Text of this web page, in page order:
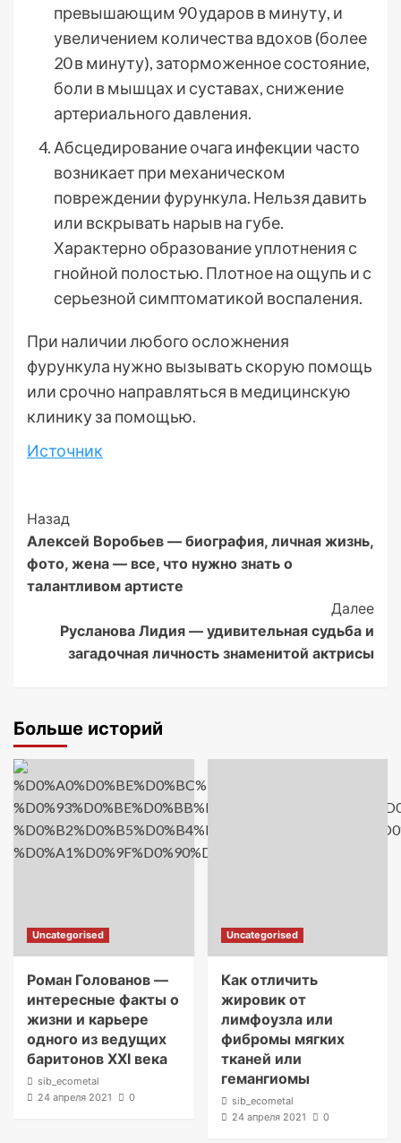
превышающим 90 ударов в минуту, и
увеличением количества вдохов (более
20 в минуту), заторможенное состояние,
боли в мышцах и суставах, снижение
артериального давления.
Абсцедирование очага инфекции часто
возникает при механическом
повреждении фурункула. Нельзя давить
или вскрывать нарыв на губе.
Характерно образование уплотнения с
гнойной полостью. Плотное на ощупь и с
серьезной симптоматикой воспаления.
При наличии любого осложнения
фурункула нужно вызывать скорую помощь
или срочно направляться в медицинскую
клинику за помощью.
Источник
Post
Navigation
Назад
Алексей Воробьев — биография, личная жизнь,
фото, жена — все, что нужно знать о
талантливом артисте
Далее
Русланова Лидия — удивительная судьба и
загадочная личность знаменитой актрисы
Больше историй
Uncategorised
Роман Голованов —
интересные факты о
жизни и карьере
одного из ведущих
баритонов XXI века
sib_ecometal
24 апреля 2021
0
Uncategorised
Как отличить
жировик от
лимфоузла или
фибромы мягких
тканей или
гемангиомы
sib_ecometal
24 апреля 2021
0